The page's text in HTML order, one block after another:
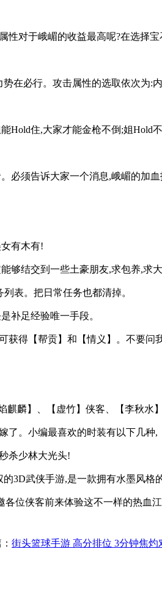
性对于峨嵋的收益最高呢?在选择
在必行。攻击属性的选取依次为:
Hold住,大家才能金枪不倒;姐Hold
必须告诉大家一个消息,峨嵋的加
有木有!
够结交到一些土豪朋友,求包养,求大
表。把日常任务也都清掉。
补足经验唯一手段。
获得【帮贡】和【情义】。不要
麒麟】、【虚竹】侠客、【李秋
了。小编最喜欢的时装有以下几
杀少林大光头!
3D武侠手游,是一款拥有水墨风
各位侠客前来体验这不一样的热血
街头篮球手游 高分排位 3分钟焦灼